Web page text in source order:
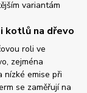
variantám
kotlů na dřevo
roli ve
zejména
nízké emise při
se zaměřují na